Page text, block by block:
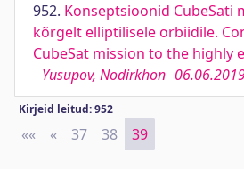
952. Konseptsioonid CubeSati
kõrgelt elliptilisele orbiidile.
CubeSat mission to the highly
Yusupov, Nodirkhon
Kirjeid leitud: 952
«« First
« Previous
37 38 39